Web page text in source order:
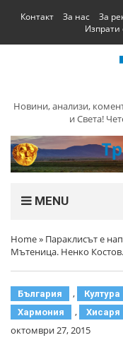
Контакт За нас За
Изпрати
Новини, анализи,
и Света!
MENU
Home» Параклисът е
Мътеница. Ненко Костов.
България , Култура
Хармония , Хисаря
октомври 27, 2015